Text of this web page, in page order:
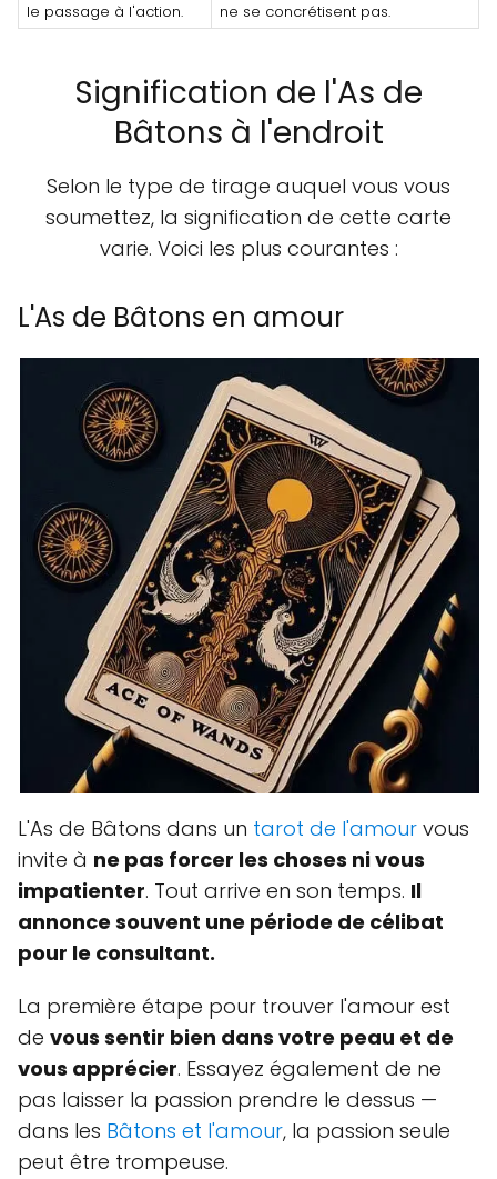
le passage à l'action.
ne se concrétisent pas.
Signification de l'As de
Bâtons à l'endroit
Selon le type de tirage auquel vous vous
soumettez, la signification de cette carte
varie. Voici les plus courantes :
L'As de Bâtons en amour
L'As de Bâtons dans un tarot de l'amour vous
invite à ne pas forcer les choses ni vous
impatienter. Tout arrive en son temps. Il
annonce souvent une période de célibat
pour le consultant.
La première étape pour trouver l'amour est
de vous sentir bien dans votre peau et de
vous apprécier. Essayez également de ne
pas laisser la passion prendre le dessus —
dans les Bâtons et l'amour, la passion seule
peut être trompeuse.